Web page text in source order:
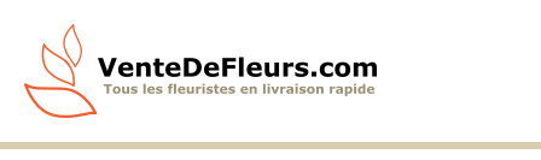
contenu
VenteDeFleurs.com